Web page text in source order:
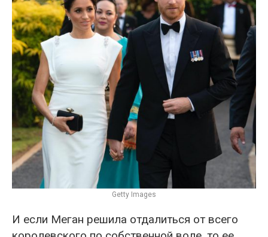
Getty Images
И если Меган решила отдалиться от всего